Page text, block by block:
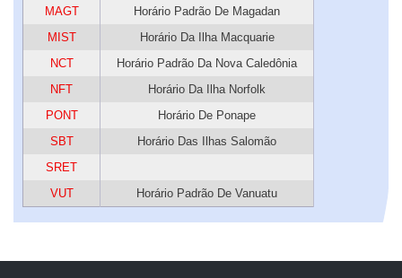
MAGT
Horário Padrão De Magadan
MIST
Horário Da Ilha Macquarie
NCT
Horário Padrão Da Nova Caledônia
NFT
Horário Da Ilha Norfolk
PONT
Horário De Ponape
SBT
Horário Das Ilhas Salomão
SRET
VUT
Horário Padrão De Vanuatu